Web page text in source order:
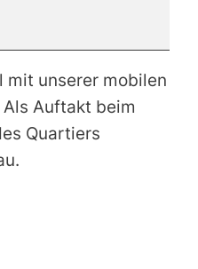
mit unserer mobilen
Auftakt beim
Quartiers